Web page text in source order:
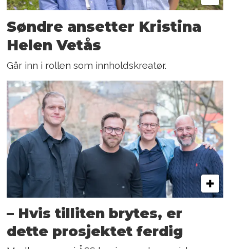
Søndre ansetter Kristina
Helen Vetås
Går inn i rollen som innholdskreatør.
– Hvis tilliten brytes, er
dette prosjektet ferdig